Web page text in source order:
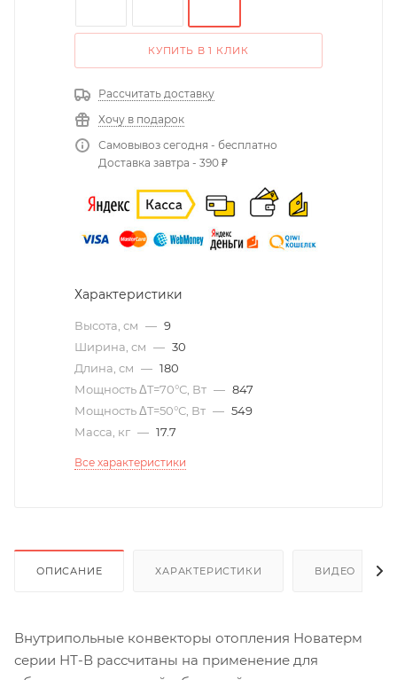
КУПИТЬ В 1 КЛИК
Рассчитать доставку
Хочу в подарок
Самовывоз сегодня - бесплатно
Доставка завтра - 390 ₽
Характеристики
Высота, см — 9
Ширина, см — 30
Длина, см — 180
Мощность ΔT=70°С, Вт — 847
Мощность ΔT=50°С, Вт — 549
Масса, кг — 17.7
Все характеристики
ОПИСАНИЕ ХАРАКТЕРИСТИКИ ВИДЕО (6)
Внутрипольные конвекторы отопления Новатерм
серии НТ-В рассчитаны на применение для